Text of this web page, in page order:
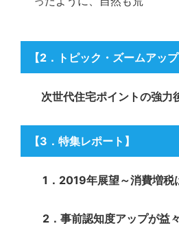
【2．トピック・ズームアップ
次世代住宅ポイントの強力
【3．特集レポート 】
1． 2019年展望～消費増税
2． 事前認知度アップが益